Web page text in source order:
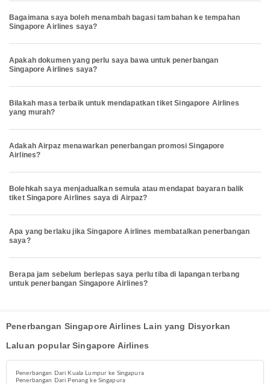
Bagaimana saya boleh menambah bagasi tambahan ke tempahan
Singapore Airlines saya?
Apakah dokumen yang perlu saya bawa untuk penerbangan
Singapore Airlines saya?
Bilakah masa terbaik untuk mendapatkan tiket Singapore Airlines
yang murah?
Adakah Airpaz menawarkan penerbangan promosi Singapore
Airlines?
Bolehkah saya menjadualkan semula atau mendapat bayaran balik
tiket Singapore Airlines saya di Airpaz?
Apa yang berlaku jika Singapore Airlines membatalkan penerbangan
saya?
Berapa jam sebelum berlepas saya perlu tiba di lapangan terbang
untuk penerbangan Singapore Airlines?
Penerbangan Singapore Airlines Lain yang Disyorkan
Laluan popular Singapore Airlines
Penerbangan Dari Kuala Lumpur ke Singapura
Penerbangan Dari Penang ke Singapura